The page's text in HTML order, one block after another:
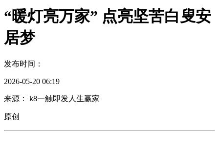
“暖灯亮万家” 点亮坚苦白叟安
居梦
发布时间：
2026-05-20 06:19
来源： k8一触即发人生赢家
原创